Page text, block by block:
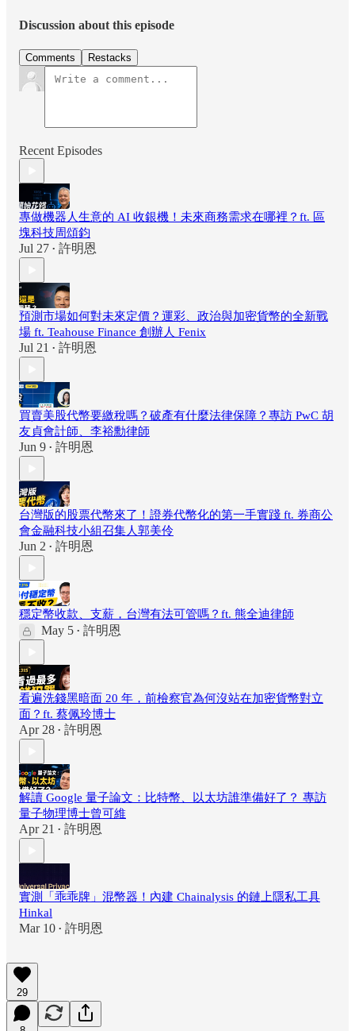
Discussion about this episode
Comments Restacks
Recent Episodes
專做機器人生意的 AI 收銀機！未來商務需求在哪裡？ft. 區
塊科技周頌鈞
Jul 27 • 許明恩
預測市場如何對未來定價？運彩、政治與加密貨幣的全新戰
場 ft. Teahouse Finance 創辦人 Fenix
Jul 21 • 許明恩
買賣美股代幣要繳稅嗎？破產有什麼法律保障？專訪 PwC 胡
友貞會計師、李裕勳律師
Jun 9 • 許明恩
台灣版的股票代幣來了！證券代幣化的第一手實踐 ft. 券商公
會金融科技小組召集人郭美伶
Jun 2 • 許明恩
穩定幣收款、支薪，台灣有法可管嗎？ft. 熊全迪律師
May 5 • 許明恩
看遍洗錢黑暗面 20 年，前檢察官為何沒站在加密貨幣對立
面？ft. 蔡佩玲博士
Apr 28 • 許明恩
解讀 Google 量子論文：比特幣、以太坊誰準備好了？ 專訪
量子物理博士曾可維
Apr 21 • 許明恩
實測「乖乖牌」混幣器！內建 Chainalysis 的鏈上隱私工具
Hinkal
Mar 10 • 許明恩
29